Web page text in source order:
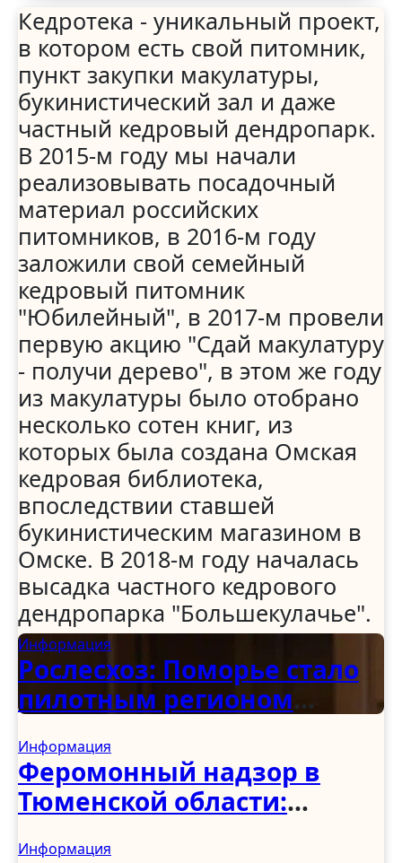
Кедротека - уникальный проект,
в котором есть свой питомник,
пункт закупки макулатуры,
букинистический зал и даже
частный кедровый дендропарк.
В 2015-м году мы начали
реализовывать посадочный
материал российских
питомников, в 2016-м году
заложили свой семейный
кедровый питомник
"Юбилейный", в 2017-м провели
первую акцию "Сдай макулатуру
- получи дерево", в этом же году
из макулатуры было отобрано
несколько сотен книг, из
которых была создана Омская
кедровая библиотека,
впоследствии ставшей
букинистическим магазином в
Омске. В 2018-м году началась
высадка частного кедрового
дендропарка "Большекулачье".
Информация
Рослесхоз: Поморье стало
пилотным регионом
восстановлению
деревянных храмов
Информация
Феромонный надзор в
Тюменской области:
Информация